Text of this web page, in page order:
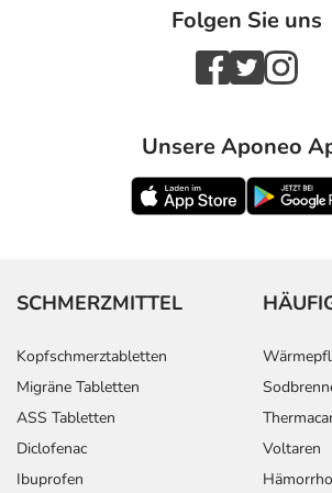
Folgen Sie uns
Unsere Aponeo
SCHMERZMITTEL
Kopfschmerztabletten
Migräne Tabletten
ASS Tabletten
Diclofenac
Ibuprofen
Voltaren